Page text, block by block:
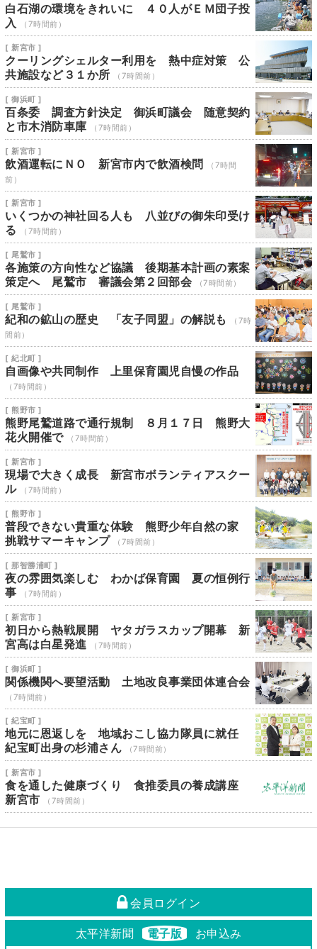
白石湖の環境をきれいに ４０人がＥＭ団子投
入
（7時間前）
[ 新宮市 ]
クーリングシェルター利用を 熱中症対策 公
共施設など３１か所
（7時間前）
[ 御浜町 ]
百条委 調査方針決定 御浜町議会 随意契約
と市木消防車庫
（7時間前）
[ 新宮市 ]
飲酒運転にＮＯ 新宮市内で飲酒検問
（7時間
前）
[ 新宮市 ]
いくつかの神社回る人も 八並びの御朱印受け
る
（7時間前）
[ 尾鷲市 ]
各施策の方向性など協議 後期基本計画の素案
策定へ 尾鷲市 審議会第２回部会
（7時間前）
[ 尾鷲市 ]
紀和の鉱山の歴史 「友子同盟」の解説も
（7時
間前）
[ 紀北町 ]
自画像や共同制作 上里保育園児自慢の作品
（7時間前）
[ 熊野市 ]
熊野尾鷲道路で通行規制 ８月１７日 熊野大
花火開催で
（7時間前）
[ 新宮市 ]
現場で大きく成長 新宮市ボランティアスクー
ル
（7時間前）
[ 熊野市 ]
普段できない貴重な体験 熊野少年自然の家
挑戦サマーキャンプ
（7時間前）
[ 那智勝浦町 ]
夜の雰囲気楽しむ わかば保育園 夏の恒例行
事
（7時間前）
[ 新宮市 ]
初日から熱戦展開 ヤタガラスカップ開幕 新
宮高は白星発進
（7時間前）
[ 御浜町 ]
関係機関へ要望活動 土地改良事業団体連合会
（7時間前）
[ 紀宝町 ]
地元に恩返しを 地域おこし協力隊員に就任
紀宝町出身の杉浦さん
（7時間前）
[ 新宮市 ]
食を通した健康づくり 食推委員の養成講座
新宮市
（7時間前）
会員ログイン
太平洋新聞 電子版
お申込み